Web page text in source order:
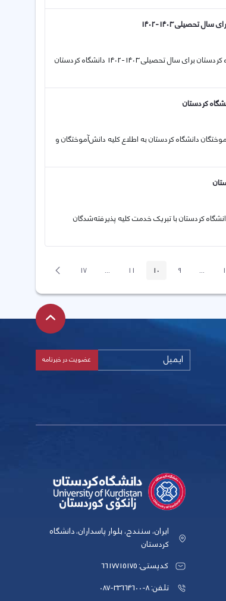
1403-1402
19 01 2023 فراخوان پذیرش بدون آزمون استعدادهای درخشان دوره کارشناسی ارشد دانشگاه کردستان برای سال تحصیلی 1403-1402 دانشگاه کردستان
کردستان
دانشگاه کردستان به اطلاع کلیه دانش‌­آموختگان و
2023 اطلاعیه ثبت نام پذیرفته‌شدگان نیمسال دوم (بهمن) آزمون سراسری سال 1401 دانشگاه کردستان با تبریک خدمت کلیه پذیرفته‌شدگان
صفحه1
...
Intermediate Pages
صفحه9 صفحه10 صفحه11
...
Intermediate Pages
صفحه17 صفحه
بعد
ایران، سنندج، بلوار پاسداران، دانشگاه
کردستان
کدپستی: 6617715175
تلفن: 8-33664600-087